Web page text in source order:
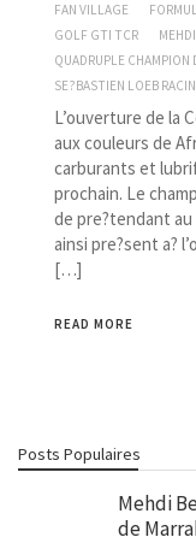
FAN VILLAGE
GOLF GTI TCR
QUADRUPLE CHAMPION
SE?BASTIEN LOEB
L’ouverture de la
aux couleurs de
carburants et
prochain. Le
de pre?tendant
ainsi pre?sent a?
[…]
READ MORE
Posts Populaires
Mehdi
de